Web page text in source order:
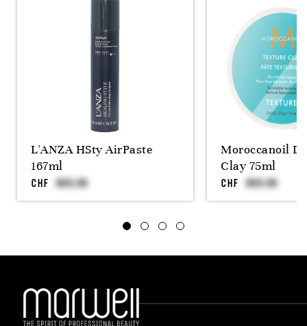
L'ANZA HSty AirPaste
167ml
CHF
Moroccanoil
Clay 75ml
CHF